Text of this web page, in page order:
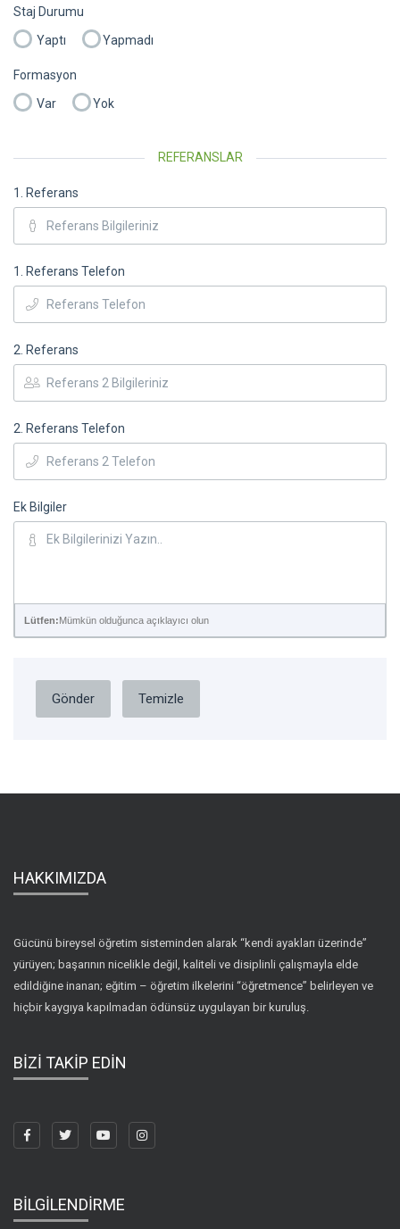
Staj Durumu
Yaptı
Yapmadı
Formasyon
Var
Yok
REFERANSLAR
1. Referans
1. Referans Telefon
2. Referans
2. Referans Telefon
Ek Bilgiler
Lütfen:Mümkün olduğunca açıklayıcı olun
Gönder Temizle
HAKKIMIZDA
Gücünü bireysel öğretim sisteminden alarak “kendi ayakları üzerinde”
yürüyen; başarının nicelikle değil, kaliteli ve disiplinli çalışmayla elde
edildiğine inanan; eğitim – öğretim ilkelerini “öğretmence” belirleyen ve
hiçbir kaygıya kapılmadan ödünsüz uygulayan bir kuruluş.
BİZİ TAKİP EDİN
BİLGİLENDİRME